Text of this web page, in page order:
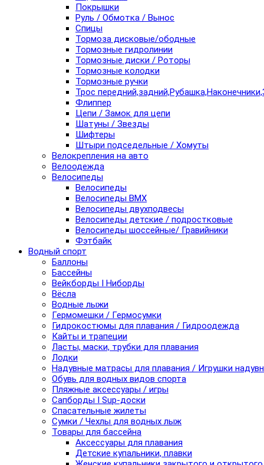
Покрышки
Руль / Обмотка / Вынос
Спицы
Тормоза дисковые/ободные
Тормозные гидролинии
Тормозные диски / Роторы
Тормозные колодки
Тормозные ручки
Трос
Флиппер
Цепи / Замок для цепи
Шатуны / Звезды
Шифтеры
Штыри подседельные / Хомуты
Велокрепления на авто
Велоодежда
Велосипеды
Велосипеды
Велосипеды BMX
Велосипеды двухподвесы
Велосипеды детские / подростковые
Велосипеды шоссейные/ Гравийники
Фэтбайк
Водный спорт
Баллоны
Бассейны
Вейкборды I Ниборды
Вёсла
Водные лыжи
Гермомешки / Гермосумки
Гидрокостюмы для плавания / Гидроодежда
Кайты и трапеции
Ласты, маски, трубки для плавания
Лодки
Надувные матрасы для плавания / Игрушки
Обувь для водных видов спорта
Пляжные аксессуары / игры
Сапборды I Sup-доски
Спасательные жилеты
Сумки / Чехлы для водных лыж
Товары для бассейна
Аксессуары для плавания
Детские купальники, плавки